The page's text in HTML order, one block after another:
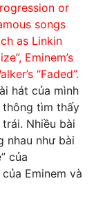
or
songs
as Linkin
Eminem’s
“Faded”.
hát của mình
tìm thấy
Nhiều bài
nhau như bài
của
Eminem và